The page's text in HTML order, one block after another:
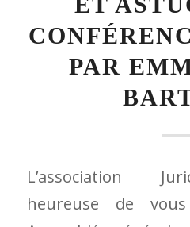
Assemblée
2025, précédée
veille et les réseaux
16h00 – 17h00 :
réseaux sociaux